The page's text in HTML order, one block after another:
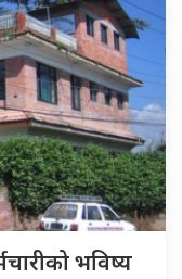
भविष्य